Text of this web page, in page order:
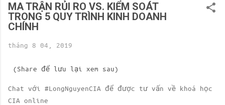
MA TRẬN RỦI RO VS. KIỂM SOÁT
TRONG 5 QUY TRÌNH KINH DOANH
CHÍNH
tháng 8 04, 2019
(Share để lưu lại xem sau)
Chat với #LongNguyenCIA để được tư vấn về khoá học
CIA online